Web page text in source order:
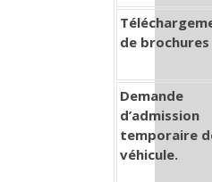
de brochures
Demande
d’admission
temporaire
véhicule.